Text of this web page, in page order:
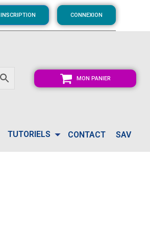
INSCRIPTION CONNEXION
MON PANIER
TUTORIELS CONTACT SAV